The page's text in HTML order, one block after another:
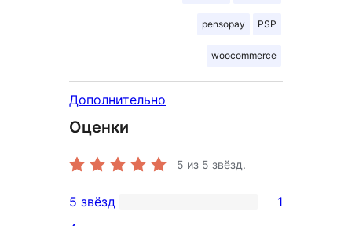
pensopay PSP
woocommerce
Дополнительно
Оценки
5 из 5 звёзд.
1
5 звёзд
1